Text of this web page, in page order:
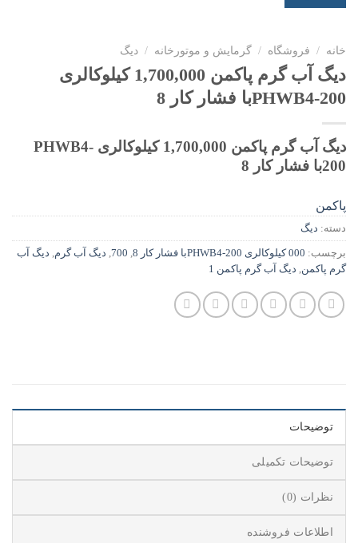
خانه / فروشگاه / گرمایش و موتورخانه / دیگ
دیگ آب گرم پاکمن 1,700,000 کیلوکالری
PHWB4-200با فشار کار 8
دیگ آب گرم پاکمن 1,700,000 کیلوکالری PHWB4-
200با فشار کار 8
پاکمن
دسته: دیگ
برچسب: 000 کیلوکالری PHWB4-200با فشار کار 8 ,
700
, دیگ آب گرم, دیگ آب
گرم پاکمن, دیگ آب گرم پاکمن 1
توضیحات
توضیحات تکمیلی
نظرات (0)
اطلاعات فروشنده